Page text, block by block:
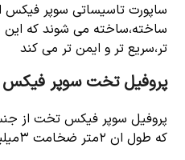
ساپورت تاسیساتی سوپر فیکس
ساخته،ساخته می شوند که
تر،سریع تر و ایمن تر می کند
پروفیل تخت سوپر فیکس
پروفیل سوپر فیکس تخت از
که طول ان ۲متر ضخامت ۳میلیمتر و پهنای ۵۰ میلیمتر است